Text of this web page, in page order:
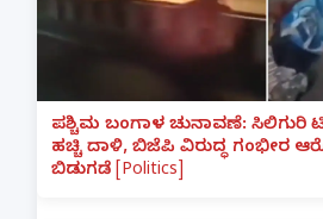
ಪಶ್ಚಿಮ ಬಂಗಾಳ ಚುನಾವಣೆ: ಸಿಲಿಗುರಿ
ಹಚ್ಚಿ ದಾಳಿ, ಬಿಜೆಪಿ ವಿರುದ್ಧ ಗಂಭೀರ
ಬಿಡುಗಡೆ [Politics]